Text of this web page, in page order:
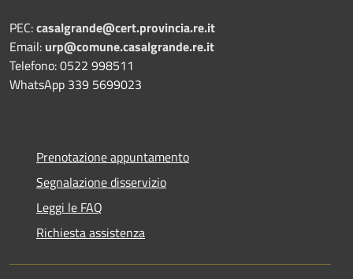
PEC:casalgrande@cert.provincia.re.it
Email: urp@comune.casalgrande.re.it
Telefono: 0522 998511
WhatsApp 339 5699023
Prenotazione appuntamento
Segnalazione disservizio
Leggi le FAQ
Richiesta assistenza